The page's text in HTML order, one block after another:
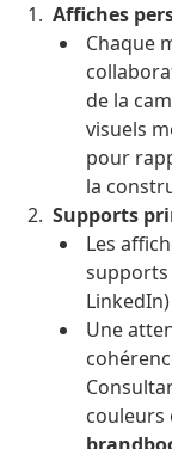
Affiches
Chaque
de la
visuels
pour
la
Supports
Les
Une
couleurs